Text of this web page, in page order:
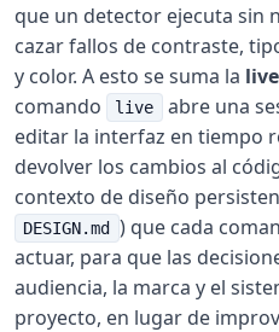
que un detector ejecuta sin
cazar fallos de contraste,
y color. A esto se suma la
comando
live
abre una
editar la interfaz en tiempo
devolver los cambios al
contexto de diseño
DESIGN.md
) que cada
actuar, para que las
audiencia, la marca y el
proyecto, en lugar de